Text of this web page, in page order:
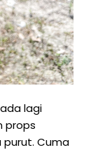
lagi
props
purut. Cuma